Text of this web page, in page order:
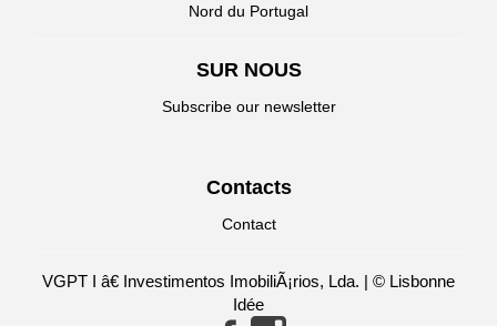
Nord du Portugal
SUR NOUS
Subscribe our newsletter
Contacts
Contact
VGPT I â€ Investimentos ImobiliÃ¡rios, Lda. | © Lisbonne
Idée